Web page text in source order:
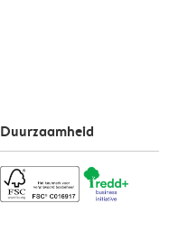
Duurzaamheid